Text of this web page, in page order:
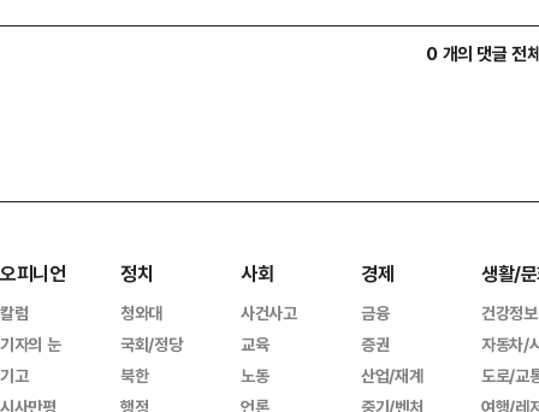
0 개의 댓글 전
오피니언
칼럼
기자의 눈
기고
시사만평
정치
청와대
국회/정당
북한
행정
사회
사건사고
교육
노동
언론
경제
금융
증권
산업/재계
중기/벤처
생활/
건강정보
자동차/
도로/교
여행/레